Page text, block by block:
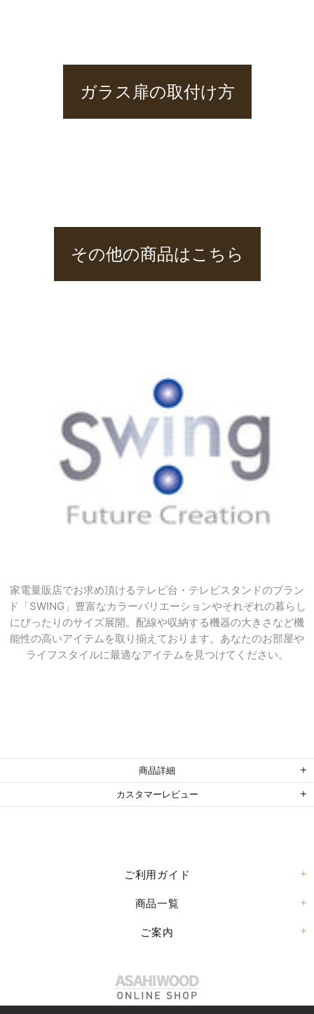
ガラス扉の取付け方
その他の商品はこちら
家電量販店でお求め頂けるテレビ台・テレビスタンドのブラン
ド「SWING」豊富なカラーバリエーションやそれぞれの暮らし
にぴったりのサイズ展開。 配線や収納する機器の大きさなど機
能性の高いアイテムを取り揃えております。あなたのお部屋や
ライフスタイルに最適なアイテムを見つけてください。
商品詳細
カスタマーレビュー
ご利用ガイド
商品一覧
ご案内